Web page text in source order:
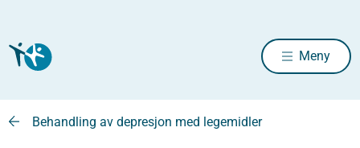
Meny
Behandling av depresjon med legemidler